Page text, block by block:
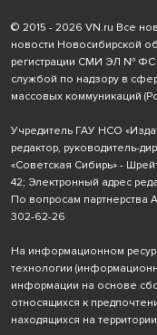
© 2015 - 2026 VN.ru Все
новости Новосибирской
регистрации СМИ ЭЛ № ФС
службой по надзору в
массовых коммуникаций
Учредитель ГАУ НСО
редактор, руководитель-
«Советская Сибирь» -
42; Электронный адрес
По вопросам партнерства
302-62-26
На информационном
технологии
информации на основе
относящихся к
находящихся на